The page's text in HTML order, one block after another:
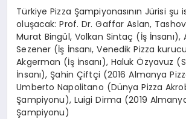
Türkiye Pizza Şampiyonasının Jürisi şu
oluşacak: Prof. Dr. Gaffar Aslan,
Murat Bingül, Volkan Sintaç (İş
Sezener (İş İnsanı, Venedik Pizza
Akgerman (İş İnsanı), Haluk Özyavuz
İnsanı), Şahin Çiftçi (2016 Almanya
Umberto Napolitano (Dünya Pizza
Şampiyonu), Luigi Dirma (2019
Şampiyonu)